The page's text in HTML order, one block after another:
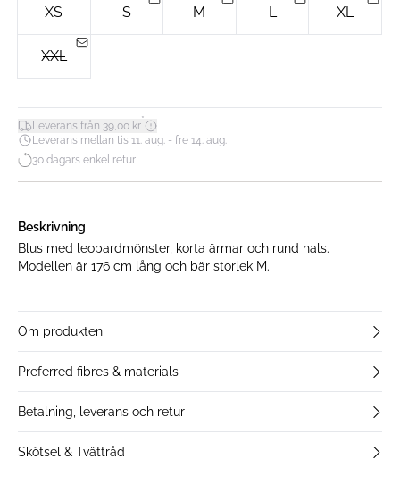
XS S M L XL
XXL
Leverans från 39,00 kr*
Leverans mellan tis 11. aug. - fre 14. aug.
30 dagars enkel retur
Beskrivning
Blus med leopardmönster, korta ärmar och rund hals.
Modellen är 176 cm lång och bär storlek M.
Om produkten
Preferred fibres & materials
Betalning, leverans och retur
Skötsel & Tvättråd